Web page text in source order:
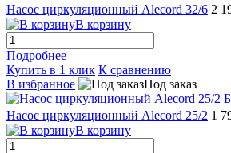
Насос циркуляционный Alecord 32/6 2
В корзину
Подробнее
Купить в 1 клик К сравнению
В избранное
Под заказ
Насос циркуляционный Alecord 25/2 1
В корзину